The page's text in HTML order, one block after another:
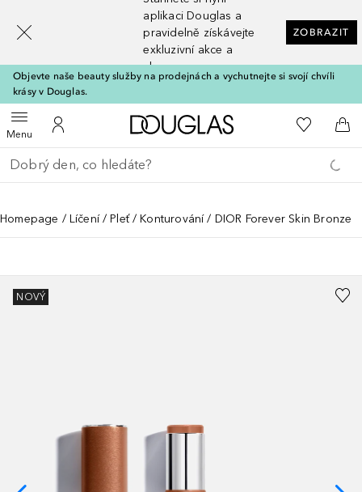
aplikaci Douglas a
pravidelně získávejte
exkluzivní akce a
slevy
ZOBRAZIT
Objevte naše beauty služby na prodejnách a vychutnejte si svojí chvíli
krásy v Douglas.
MenuOtevřít menuK mému účtu
Domů K mému
Do
Vraťte se
Proveďte vyhledávání
Homepage Líčení Pleť Konturování DIOR Forever Skin Bronze
NOVÝ
[navigation.slideout.screenreader]